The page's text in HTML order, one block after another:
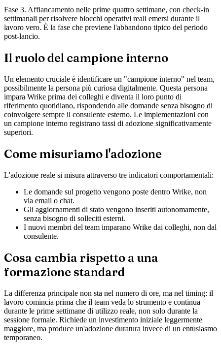
Fase 3. Affiancamento nelle prime quattro settimane, con check-in
settimanali per risolvere blocchi operativi reali emersi durante il
lavoro vero. È la fase che previene l'abbandono tipico del periodo
post-lancio.
Il ruolo del campione interno
Un elemento cruciale è identificare un "campione interno" nel team,
possibilmente la persona più curiosa digitalmente. Questa persona
impara Wrike prima dei colleghi e diventa il loro punto di
riferimento quotidiano, rispondendo alle domande senza bisogno di
coinvolgere sempre il consulente esterno. Le implementazioni con
un campione interno registrano tassi di adozione significativamente
superiori.
Come misuriamo l'adozione
L'adozione reale si misura attraverso tre indicatori comportamentali:
Le domande sul progetto vengono poste dentro Wrike, non
via email o chat.
Gli aggiornamenti di stato vengono inseriti autonomamente,
senza bisogno di solleciti esterni.
I nuovi membri del team imparano Wrike dai colleghi, non dal
consulente.
Cosa cambia rispetto a una
formazione standard
La differenza principale non sta nel numero di ore, ma nel timing: il
lavoro comincia prima che il team veda lo strumento e continua
durante le prime settimane di utilizzo reale, non solo durante la
sessione formale. Richiede un investimento iniziale leggermente
maggiore, ma produce un'adozione duratura invece di un entusiasmo
temporaneo.